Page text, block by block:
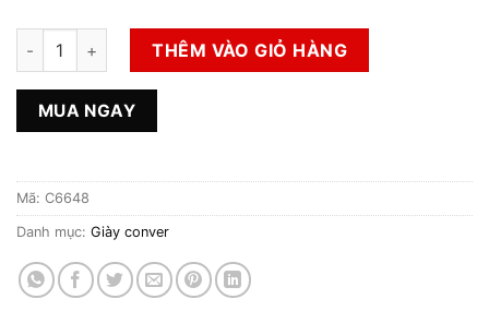
Giày Thể Thao 2hand số lượngTHÊM VÀO GIỎ HÀNG
MUA NGAY
Mã: C6648
Danh mục: Giày conver